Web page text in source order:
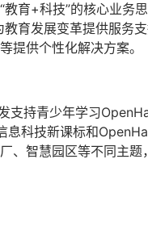
育+科技”的核心业务
育发展变革提供服务
提供个性化解决方案。
支持青少年学习
息科技新课标和
、智慧园区等不同主题